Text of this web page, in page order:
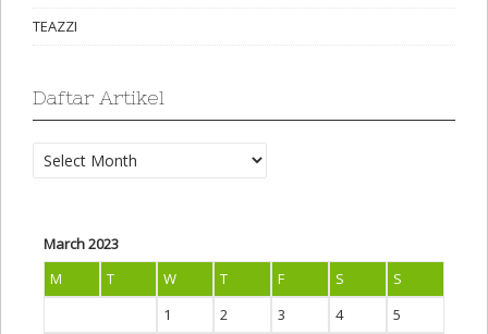
TEAZZI
Daftar Artikel
Daftar
Artikel
March 2023
M
T W T F S
S
1
2 3 4
5